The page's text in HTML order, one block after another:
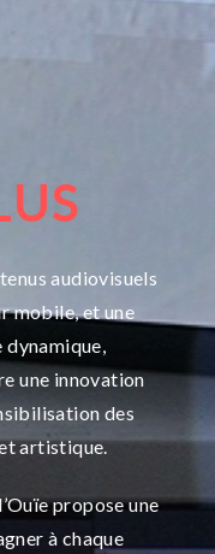
audiovisuels
mobile, et une
dynamique,
une innovation
des
artistique.
propose une
à chaque